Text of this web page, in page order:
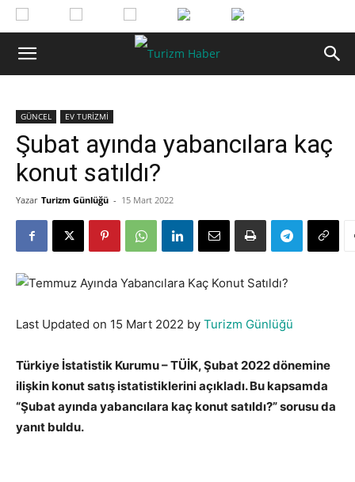
GÜNCEL EV TURİZMİ
Şubat ayında yabancılara kaç
konut satıldı?
Yazar Turizm Günlüğü - 15 Mart 2022
Last Updated on 15 Mart 2022 by Turizm Günlüğü
Türkiye İstatistik Kurumu – TÜİK, Şubat 2022 dönemine
ilişkin konut satış istatistiklerini açıkladı. Bu kapsamda
“Şubat ayında yabancılara kaç konut satıldı?” sorusu da
yanıt buldu.